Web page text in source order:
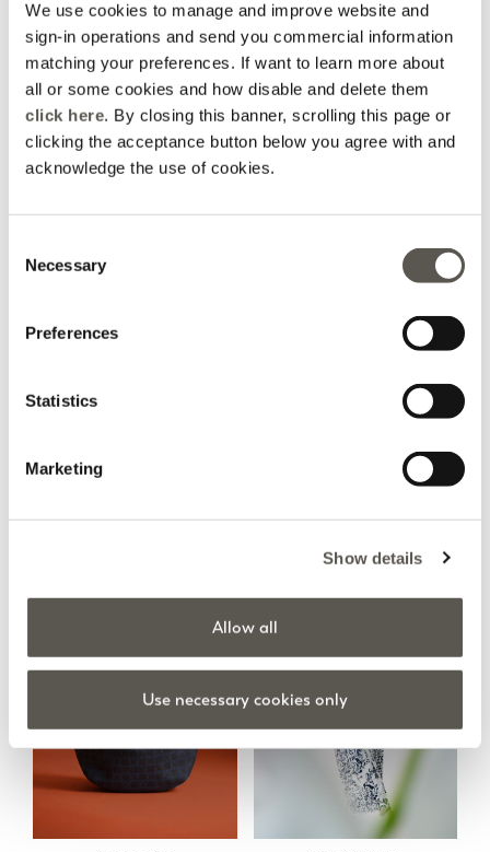
We use cookies to manage and improve website and
sign-in operations and send you commercial information
matching your preferences. If want to learn more about
all or some cookies and how disable and delete them
click here. By closing this banner, scrolling this page or
clicking the acceptance button below you agree with and
acknowledge the use of cookies.
Selection
Necessary
Preferences
Statistics
Marketing
Show details
Allow all
Use necessary cookies only
Manteaux et Doudounes
Jupes Sweatshirts